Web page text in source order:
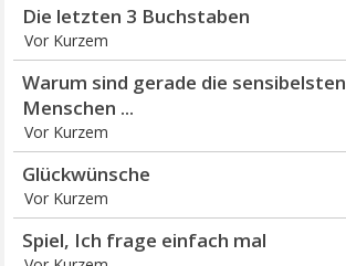
Die letzten 3 Buchstaben
Vor Kurzem
Warum sind gerade die sensibelsten
Menschen ...
Vor Kurzem
Glückwünsche
Vor Kurzem
Spiel, Ich frage einfach mal